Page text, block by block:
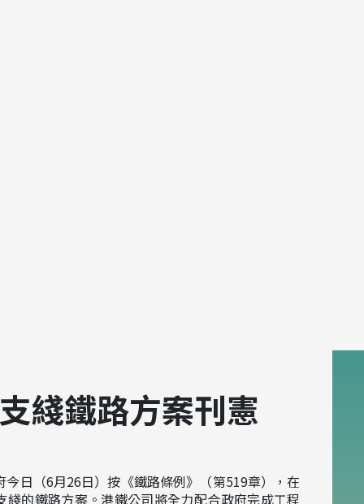
綫鐵路方案刊憲
今日（6月26日）按《鐵路條例》（第519章），在
綫的鐵路方案。港鐵公司將全力配合政府完成工程